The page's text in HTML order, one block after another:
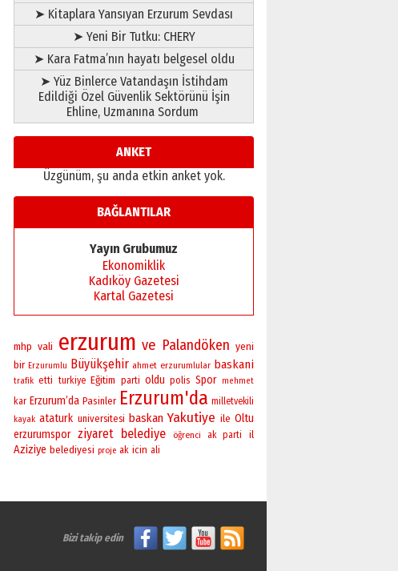
➤ Kitaplara Yansıyan Erzurum Sevdası
➤ Yeni Bir Tutku: CHERY
➤ Kara Fatma’nın hayatı belgesel oldu
➤ Yüz Binlerce Vatandaşın İstihdam
Edildiği Özel Güvenlik Sektörünü İşin
Ehline, Uzmanına Sordum
ANKET
Üzgünüm, şu anda etkin anket yok.
BAĞLANTILAR
Yayın Grubumuz
Ekonomiklik
Kadıköy Gazetesi
Kartal Gazetesi
mhp vali erzurum ve Palandöken yeni
bir Erzurumlu Büyükşehir ahmet erzurumlular baskani
trafik etti turkiye Eğitim parti oldu polis Spor mehmet
kar Erzurum’da Pasinler Erzurum'da milletvekili
kayak ataturk universitesi baskan Yakutiye ile Oltu
erzurumspor ziyaret belediye öğrenci ak parti il
Aziziye belediyesi proje ak icin ali
Bizi takip edin